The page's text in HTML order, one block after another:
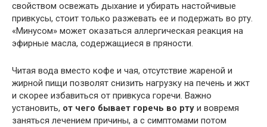
свойством освежать дыхание и убирать настойчивые
привкусы, стоит только разжевать ее и подержать во рту.
«Минусом» может оказаться аллергическая реакция на
эфирные масла, содержащиеся в пряности.
Читая вода вместо кофе и чая, отсутствие жареной и
жирной пищи позволят снизить нагрузку на печень и жкт
и скорее избавиться от привкуса горечи. Важно
установить, от чего бывает горечь во рту и вовремя
заняться лечением причины, а с симптомами потом